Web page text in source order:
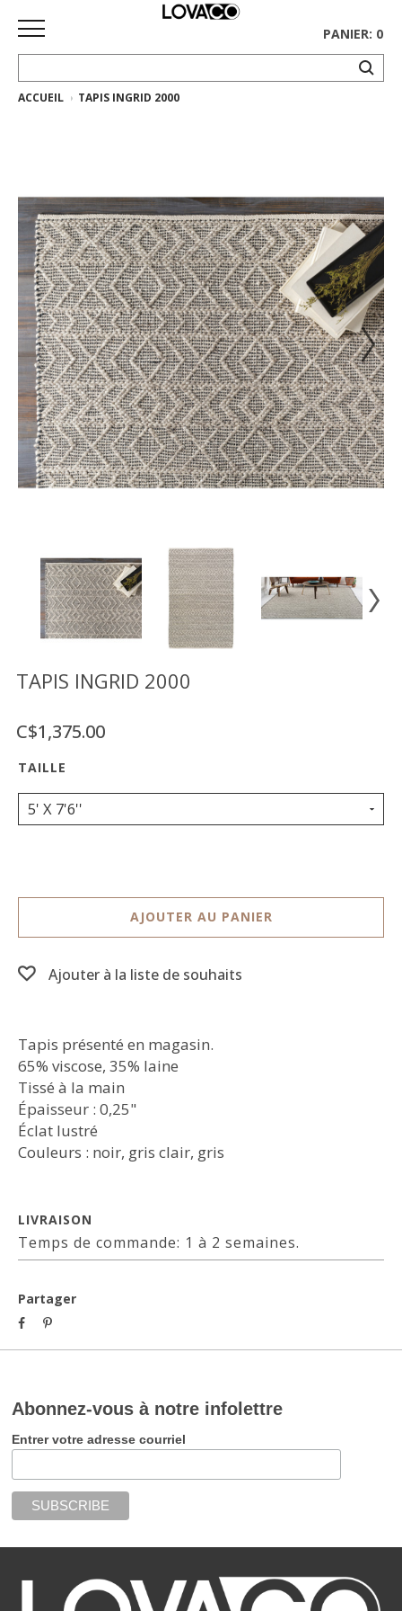
ACCUEIL
complète
Collection
Ethnicraft
Collection
Gus*
Tapis
Vente
démonstrateurs
Luminaires
COMPTE
LISTE
DE
SOUHAITS
US
PANIER: 0
ACCUEIL TAPIS INGRID 2000
TAPIS INGRID 2000
C$1,375.00
5' X 7'6''
AJOUTER AU PANIER
Ajouter à la liste de souhaits
Tapis présenté en magasin.
65% viscose, 35% laine
Tissé à la main
Épaisseur : 0,25"
Éclat lustré
Couleurs : noir, gris clair, gris
LIVRAISON
Temps de commande: 1 à 2 semaines.
Partager
Abonnez-vous à notre infolettre
Entrer votre adresse courriel